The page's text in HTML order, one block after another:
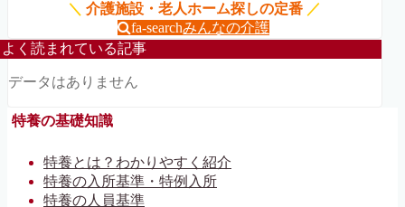
＼ 介護施設・老人ホーム探しの定番 ／
fa-searchみんなの介護
よく読まれている記事
データはありません
特養の基礎知識
特養とは？わかりやすく紹介
特養の入所基準・特例入所
特養の人員基準